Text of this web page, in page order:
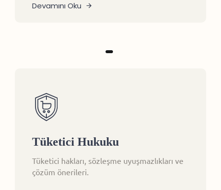
Devamını Oku
Tüketici Hukuku
Tüketici hakları, sözleşme uyuşmazlıkları ve
çözüm önerileri.